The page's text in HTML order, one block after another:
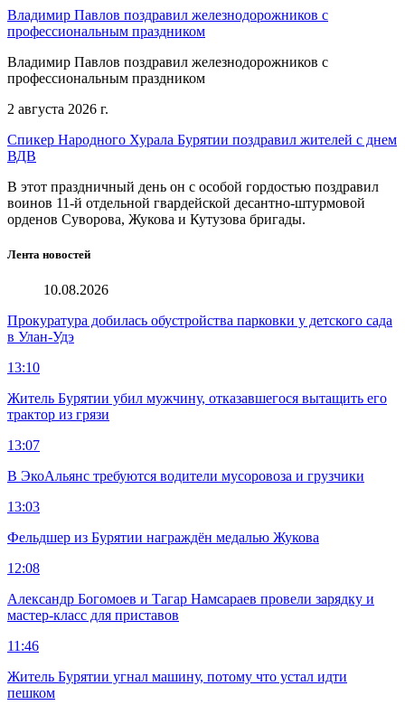
Владимир Павлов поздравил железнодорожников с
профессиональным праздником
Владимир Павлов поздравил железнодорожников с
профессиональным праздником
2 августа 2026 г.
Спикер Народного Хурала Бурятии поздравил жителей с днем
ВДВ
В этот праздничный день он с особой гордостью поздравил
воинов 11-й отдельной гвардейской десантно-штурмовой
орденов Суворова, Жукова и Кутузова бригады.
Лента новостей
10.08.2026
Прокуратура добилась обустройства парковки у детского сада
в Улан-Удэ
13:10
Житель Бурятии убил мужчину, отказавшегося вытащить его
трактор из грязи
13:07
В ЭкоАльянс требуются водители мусоровоза и грузчики
13:03
Фельдшер из Бурятии награждён медалью Жукова
12:08
Александр Богомоев и Тагар Намсараев провели зарядку и
мастер-класс для приставов
11:46
Житель Бурятии угнал машину, потому что устал идти
пешком